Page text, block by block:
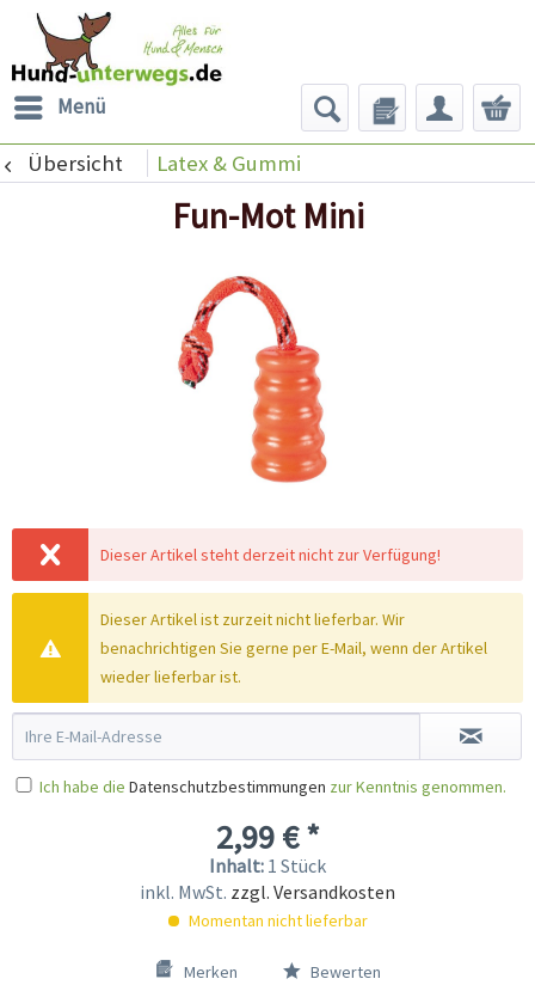
Menü
Übersicht Latex & Gummi
Fun-Mot Mini
Dieser Artikel steht derzeit nicht zur Verfügung!
Dieser Artikel ist zurzeit nicht lieferbar. Wir
benachrichtigen Sie gerne per E-Mail, wenn der Artikel
wieder lieferbar ist.
Ich habe die Datenschutzbestimmungen zur Kenntnis genommen.
2,99 € *
Inhalt: 1 Stück
inkl. MwSt. zzgl. Versandkosten
Momentan nicht lieferbar
Merken Bewerten